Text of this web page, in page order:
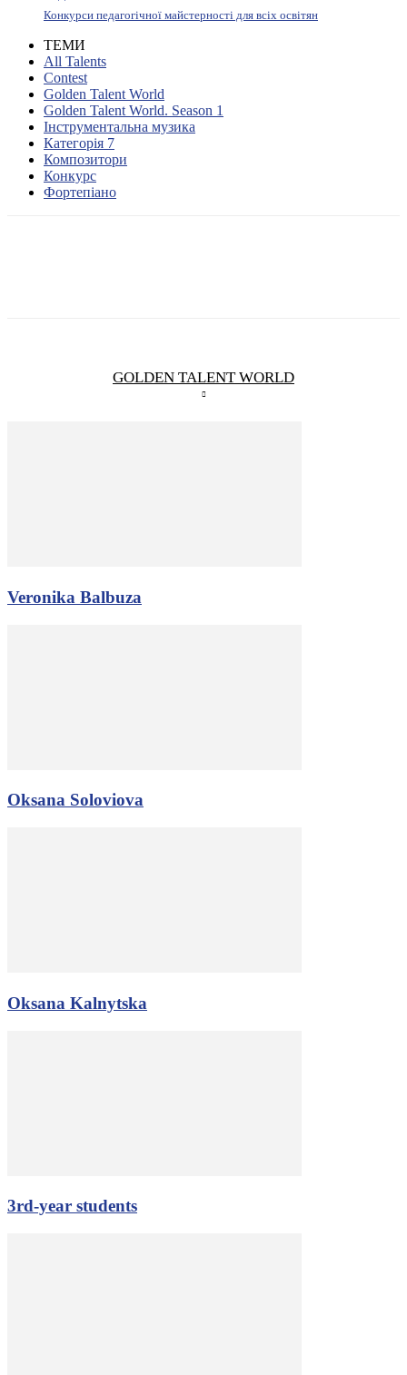
Конкурси педагогічної майстерності для всіх освітян
ТЕМИ
All Talents
Contest
Golden Talent World
Golden Talent World. Season 1
Інструментальна музика
Категорія 7
Композитори
Конкурс
Фортепіано
GOLDEN TALENT WORLD
Veronika Balbuza
Oksana Soloviova
Oksana Kalnytska
3rd-year students